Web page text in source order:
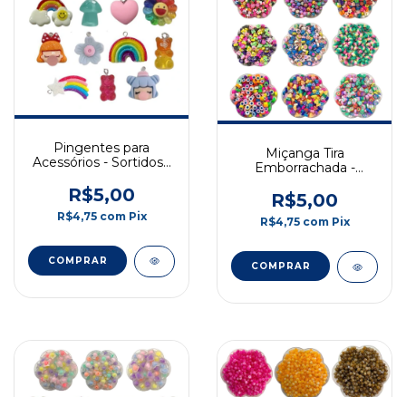
Pingentes para
Acessórios - Sortidos -
R$5,00
R$4,75 com Pix
COMPRAR
Miçanga Tira
Emborrachada -
(Promoção)
R$5,00
R$4,75 com Pix
COMPRAR